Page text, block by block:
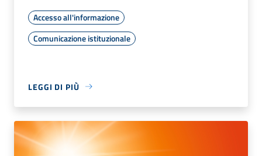
Accesso all'informazione
Comunicazione istituzionale
LEGGI DI PIÙ